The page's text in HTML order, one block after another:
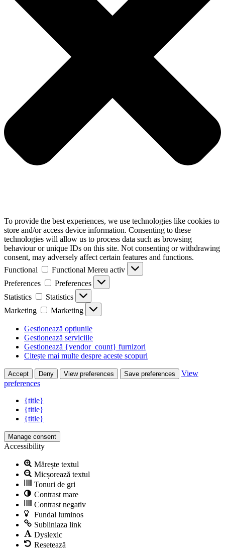
To provide the best experiences, we use technologies like cookies to
store and/or access device information. Consenting to these
technologies will allow us to process data such as browsing
behaviour or unique IDs on this site. Not consenting or withdrawing
consent, may adversely affect certain features and functions.
Functional
Functional Mereu activ
Preferences
Preferences
Statistics
Statistics
Marketing
Marketing
Gestionează opțiunile
Gestionează serviciile
Gestionează {vendor_count} furnizori
Citește mai multe despre aceste scopuri
Accept Deny View preferences Save preferences
View
preferences
{title}
{title}
{title}
Manage consent
Accessibility
Mărește textul
Micșorează textul
Tonuri de gri
Contrast mare
Contrast negativ
Fundal luminos
Subliniaza link
Dyslexic
Resetează